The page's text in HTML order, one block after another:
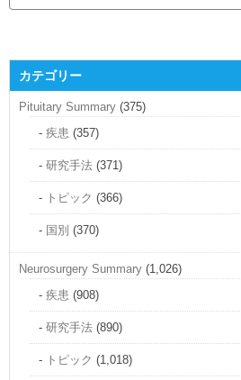
カテゴリー
Pituitary Summary (375)
疾患 (357)
研究手法 (371)
トピック (366)
国別 (370)
Neurosurgery Summary (1,026)
疾患 (908)
研究手法 (890)
トピック (1,018)